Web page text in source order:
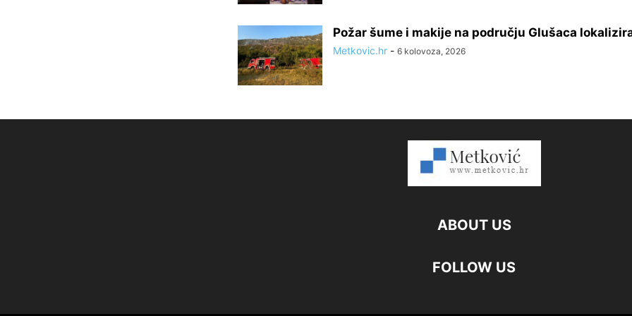
Požar šume i makije na području Glušaca
Metkovic.hr - 6 kolovoza, 2026
ABOUT US
FOLLOW US